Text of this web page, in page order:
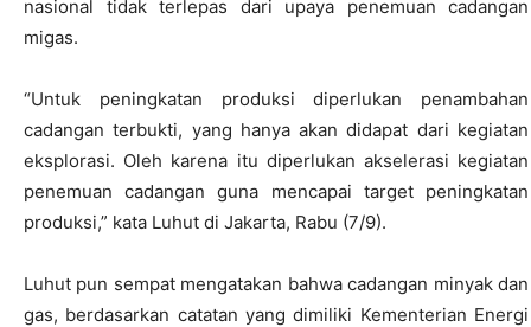
nasional tidak terlepas dari upaya penemuan cadangan
migas.
“Untuk peningkatan produksi diperlukan penambahan
cadangan terbukti, yang hanya akan didapat dari kegiatan
eksplorasi. Oleh karena itu diperlukan akselerasi kegiatan
penemuan cadangan guna mencapai target peningkatan
produksi,” kata Luhut di Jakarta, Rabu (7/9).
Luhut pun sempat mengatakan bahwa cadangan minyak dan
gas, berdasarkan catatan yang dimiliki Kementerian Energi